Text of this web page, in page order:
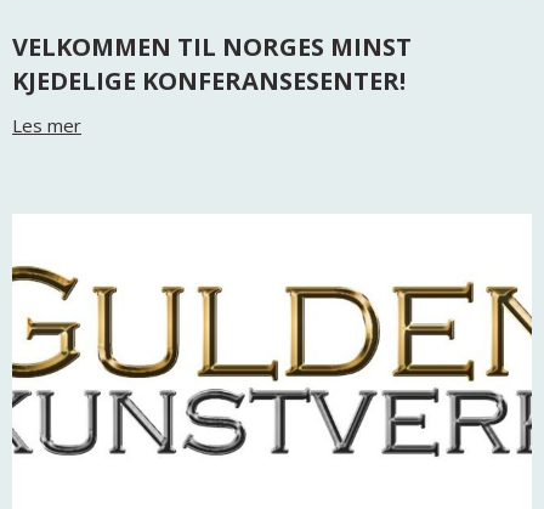
VELKOMMEN TIL NORGES MINST
KJEDELIGE KONFERANSESENTER!
Les mer